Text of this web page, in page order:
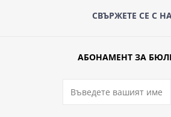
СВЪРЖЕТЕ СЕ С
АБОНАМЕНТ ЗА